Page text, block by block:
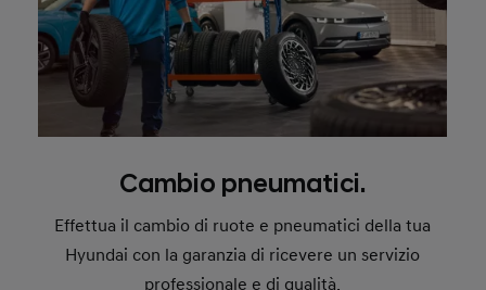
Cambio pneumatici.
Effettua il cambio di ruote e pneumatici della tua
Hyundai con la garanzia di ricevere un servizio
professionale e di qualità.